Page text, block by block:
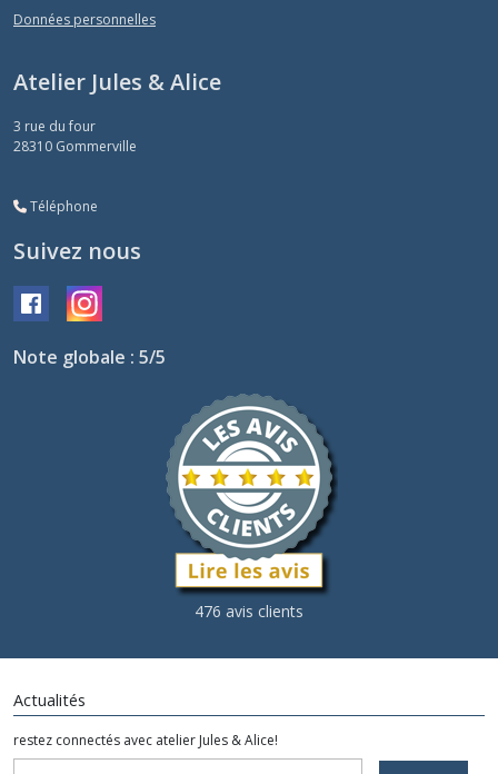
Données personnelles
Atelier Jules & Alice
3 rue du four
28310 Gommerville
Téléphone
Suivez nous
Note globale : 5/5
476 avis clients
Actualités
restez connectés avec atelier Jules & Alice!